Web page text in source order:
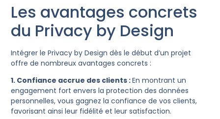
Les avantages concrets
du Privacy by Design
Intégrer le Privacy by Design dès le début d’un projet
offre de nombreux avantages concrets :
1. Confiance accrue des clients :En montrant un
engagement fort envers la protection des données
personnelles, vous gagnez la confiance de vos clients,
favorisant ainsi leur fidélité et leur satisfaction.